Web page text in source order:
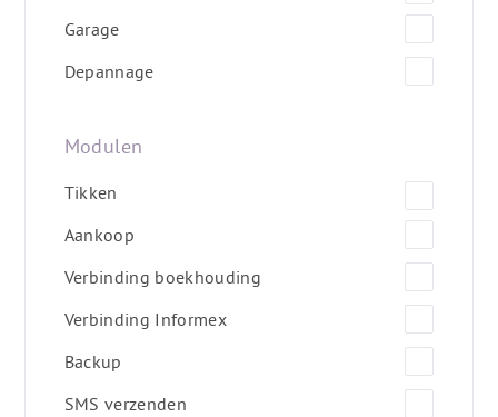
Garage
Depannage
Modulen
Tikken
Aankoop
Verbinding boekhouding
Verbinding Informex
Backup
SMS verzenden